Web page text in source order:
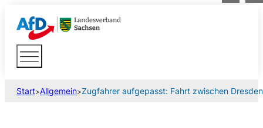
Start>Allgemein>Zugfahrer aufgepasst: Fahrt zwischen